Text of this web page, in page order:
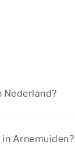
Nederland?
Arnemuiden?